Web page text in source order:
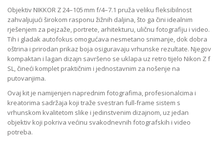
Objektiv NIKKOR Z 24–105 mm f/4–7.1 pruža veliku fleksibilnost
zahvaljujući širokom rasponu žižnih daljina, što ga čini idealnim
rješenjem za pejzaže, portrete, arhitekturu, uličnu fotografiju i video.
Tih i gladak autofokus omogućava nesmetano snimanje, dok dobra
oštrina i prirodan prikaz boja osiguravaju vrhunske rezultate. Njegov
kompaktan i lagan dizajn savršeno se uklapa uz retro tijelo Nikon Z f
SL, čineći komplet praktičnim i jednostavnim za nošenje na
putovanjima.
Ovaj kit je namijenjen naprednim fotografima, profesionalcima i
kreatorima sadržaja koji traže svestran full-frame sistem s
vrhunskom kvalitetom slike i jedinstvenim dizajnom, uz jedan
objektiv koji pokriva većinu svakodnevnih fotografskih i video
potreba.